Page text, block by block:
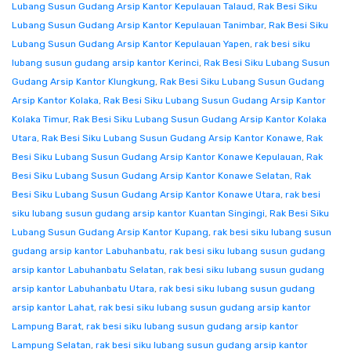
Lubang Susun Gudang Arsip Kantor Kepulauan Talaud, Rak Besi Siku
Lubang Susun Gudang Arsip Kantor Kepulauan Tanimbar, Rak Besi Siku
Lubang Susun Gudang Arsip Kantor Kepulauan Yapen, rak besi siku
lubang susun gudang arsip kantor Kerinci, Rak Besi Siku Lubang Susun
Gudang Arsip Kantor Klungkung, Rak Besi Siku Lubang Susun Gudang
Arsip Kantor Kolaka, Rak Besi Siku Lubang Susun Gudang Arsip Kantor
Kolaka Timur, Rak Besi Siku Lubang Susun Gudang Arsip Kantor Kolaka
Utara, Rak Besi Siku Lubang Susun Gudang Arsip Kantor Konawe, Rak
Besi Siku Lubang Susun Gudang Arsip Kantor Konawe Kepulauan, Rak
Besi Siku Lubang Susun Gudang Arsip Kantor Konawe Selatan, Rak
Besi Siku Lubang Susun Gudang Arsip Kantor Konawe Utara, rak besi
siku lubang susun gudang arsip kantor Kuantan Singingi, Rak Besi Siku
Lubang Susun Gudang Arsip Kantor Kupang, rak besi siku lubang susun
gudang arsip kantor Labuhanbatu, rak besi siku lubang susun gudang
arsip kantor Labuhanbatu Selatan, rak besi siku lubang susun gudang
arsip kantor Labuhanbatu Utara, rak besi siku lubang susun gudang
arsip kantor Lahat, rak besi siku lubang susun gudang arsip kantor
Lampung Barat, rak besi siku lubang susun gudang arsip kantor
Lampung Selatan, rak besi siku lubang susun gudang arsip kantor